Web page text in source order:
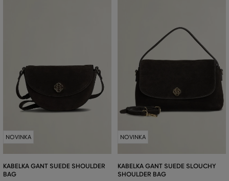
NOVINKA
KABELKA GANT SUEDE SHOULDER
BAG
NOVINKA
KABELKA GANT SUEDE SLOUCHY
SHOULDER BAG